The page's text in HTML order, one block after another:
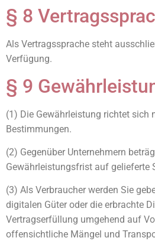
§ 8
Als Vertragssprache steht
Verfügung.
§ 9
(1) Die Gewährleistung richtet sich
Bestimmungen.
(2) Gegenüber Unternehmern
Gewährleistungsfrist auf gelieferte
(3) Als Verbraucher werden Sie
digitalen Güter oder die erbrachte
Vertragserfüllung umgehend auf
offensichtliche Mängel und